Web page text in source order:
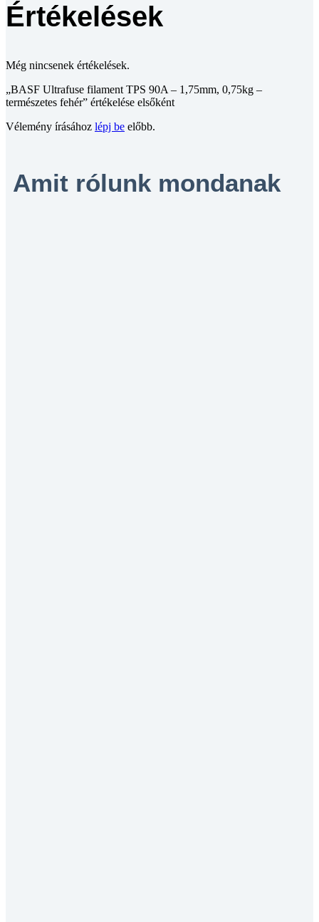
Értékelések
Még nincsenek értékelések.
„BASF Ultrafuse filament TPS 90A – 1,75mm, 0,75kg –
természetes fehér” értékelése elsőként
Vélemény írásához lépj be előbb.
Amit rólunk mondanak